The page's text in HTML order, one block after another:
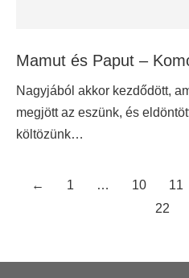
Mamut és Paput –
Nagyjából akkor kezdődött,
megjött az eszünk, és
költözünk…
← 1 … 10 11
22